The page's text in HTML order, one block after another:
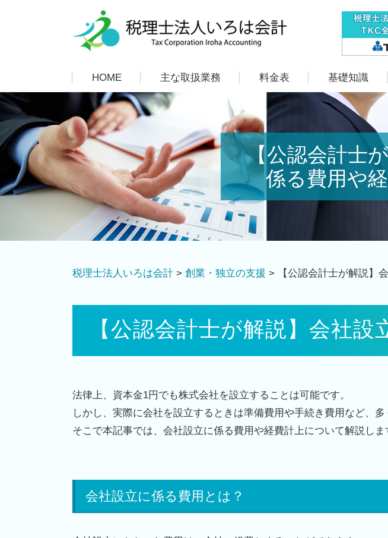
【公認会計士
係る費用や
HOME 主な取扱業務 料金表 基礎知識
税理士法人いろは会計 > 創業・独立の支援 > 【公認会計士が解説】
【公認会計士が解説】会社
法律上、資本金1円でも株式会社を設立することは可能です。
しかし、実際に会社を設立するときは準備費用や手続き費用など、多
そこで本記事では、会社設立に係る費用や経費計上について解説しま
会社設立に係る費用とは？